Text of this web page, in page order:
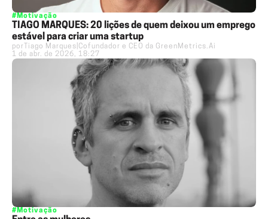
#Motivação
TIAGO MARQUES: 20 lições de quem deixou um emprego
estável para criar uma startup
por Tiago Marques Cofundador e CEO da GreenMetrics.Ai
1 de abr. de 2026, 18:27
#Motivação